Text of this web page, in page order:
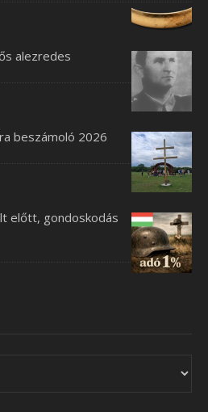
alezredes
beszámoló 2026
előtt, gondoskodás